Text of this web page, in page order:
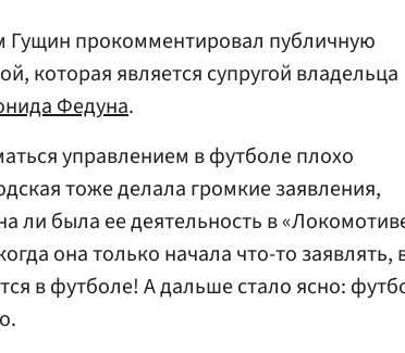
Гущин прокомментировал публичную
которая является супругой владельца
Федуна.
управлением в футболе плохо
тоже делала громкие заявления,
ли была ее деятельность в
она только начала что-то заявлять,
в футболе! А дальше стало ясно: